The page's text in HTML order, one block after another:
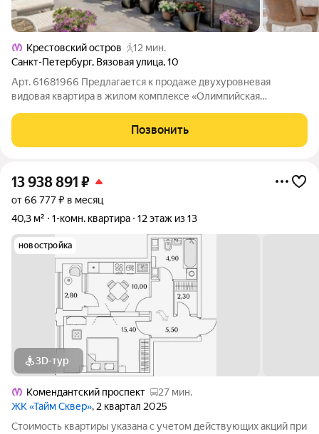
Крестовский остров
12 мин.
Санкт-Петербург, Вязовая улица,10
Арт. 61681966 Предлагается к продаже двухуровневая
видовая квартира в жилом комплексе «Олимпийская
застройщиком «Еврострой» и расположен на побережье реки
Малая Невка, в экологически чистой зоне с развитой
Позвонить
13 938 891 ₽
от 66 777 ₽ в месяц
40,3 м²
1-комн. квартира 12 этаж из 13
новостройка
3D-тур
Комендантский проспект
27 мин.
ЖК «Тайм Сквер», 2 квартал 2025
Стоимость квартиры указана с учетом действующих акций при